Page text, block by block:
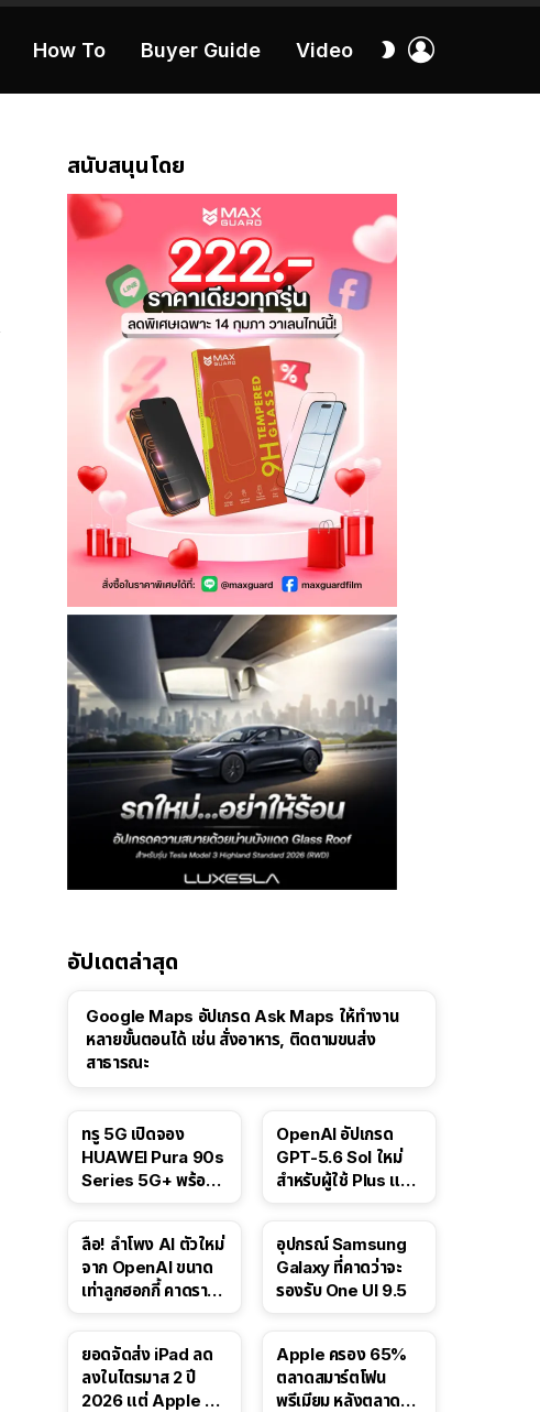
How To Buyer Guide Video
สลับ
สนับสนุนโดย
อัปเดตล่าสุด
Google Maps อัปเกรด Ask Maps ให้ทำงาน
หลายขั้นตอนได้ เช่น สั่งอาหาร, ติดตามขนส่ง
สาธารณะ
ทรู 5G เปิดจอง
HUAWEI Pura 90s
Series 5G+ พร้อม
OpenAI อัปเกรด
GPT-5.6 Sol ใหม่
สำหรับผู้ใช้ Plus และ
ลือ! ลำโพง AI ตัวใหม่
จาก OpenAI ขนาด
เท่าลูกฮอกกี้ คาดราคา
อุปกรณ์ Samsung
Galaxy ที่คาดว่าจะ
รองรับ One UI 9.5
ยอดจัดส่ง iPad ลด
ลงในไตรมาส 2 ปี
2026 แต่ Apple ยัง
Apple ครอง 65%
ตลาดสมาร์ตโฟน
พรีเมียม หลังตลาดทำ